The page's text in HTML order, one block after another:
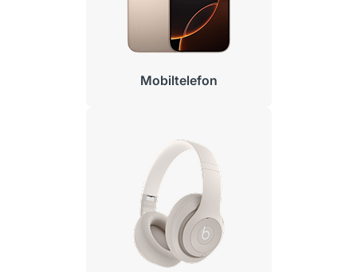
Mobiltelefon